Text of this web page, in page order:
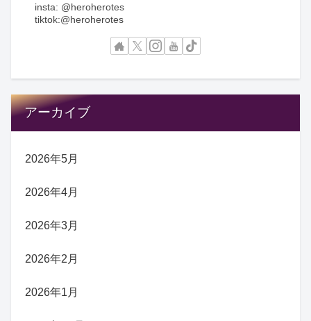
insta: @heroherotes
tiktok:@heroherotes
アーカイブ
2026年5月
2026年4月
2026年3月
2026年2月
2026年1月